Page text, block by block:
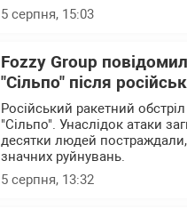
5 серпня, 15:03
Fozzy Group
"Сільпо" після
Російський ракетний
"Сільпо". Унаслідок атаки
десятки людей постраждали,
значних руйнувань.
5 серпня, 13:32